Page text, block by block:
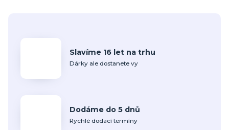
Slavíme 16 let na trhu
Dárky ale dostanete vy
Dodáme do 5 dnů
Rychlé dodací termíny